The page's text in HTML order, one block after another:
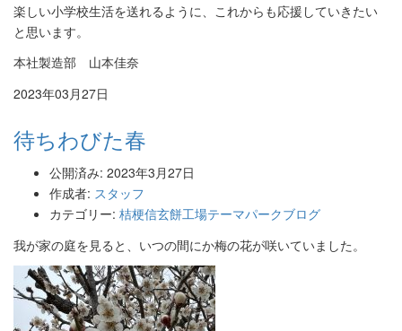
楽しい小学校生活を送れるように、これからも応援していきたい
と思います。
本社製造部 山本佳奈
2023年03月27日
待ちわびた春
公開済み: 2023年3月27日
作成者: スタッフ
カテゴリー: 桔梗信玄餅工場テーマパークブログ
我が家の庭を見ると、いつの間にか梅の花が咲いていました。